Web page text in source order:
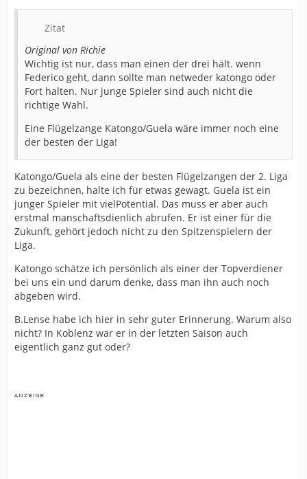
Zitat
Original von Richie
Wichtig ist nur, dass man einen der drei hält. wenn
Federico geht, dann sollte man netweder katongo oder
Fort halten. Nur junge Spieler sind auch nicht die
richtige Wahl.
Eine Flügelzange Katongo/Guela wäre immer noch eine
der besten der Liga!
Katongo/Guela als eine der besten Flügelzangen der 2. Liga
zu bezeichnen, halte ich für etwas gewagt. Guela ist ein
junger Spieler mit vielPotential. Das muss er aber auch
erstmal manschaftsdienlich abrufen. Er ist einer für die
Zukunft, gehört jedoch nicht zu den Spitzenspielern der
Liga.
Katongo schätze ich persönlich als einer der Topverdiener
bei uns ein und darum denke, dass man ihn auch noch
abgeben wird.
B.Lense habe ich hier in sehr guter Erinnerung. Warum also
nicht? In Koblenz war er in der letzten Saison auch
eigentlich ganz gut oder?